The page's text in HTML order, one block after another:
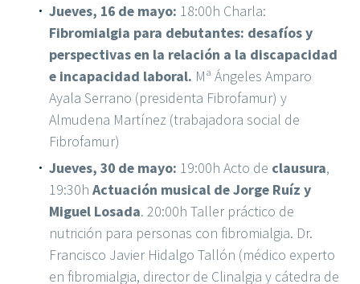
Jueves, 16 de mayo: 18:00h Charla:
Fibromialgia para debutantes: desafíos y
perspectivas en la relación a la discapacidad
e incapacidad laboral. Mª Ángeles Amparo
Ayala Serrano (presidenta Fibrofamur) y
Almudena Martínez (trabajadora social de
Fibrofamur)
Jueves, 30 de mayo: 19:00h Acto de clausura,
19:30h Actuación musical de Jorge Ruíz y
Miguel Losada. 20:00h Taller práctico de
nutrición para personas con fibromialgia. Dr.
Francisco Javier Hidalgo Tallón (médico experto
en fibromialgia, director de Clinalgia y cátedra de